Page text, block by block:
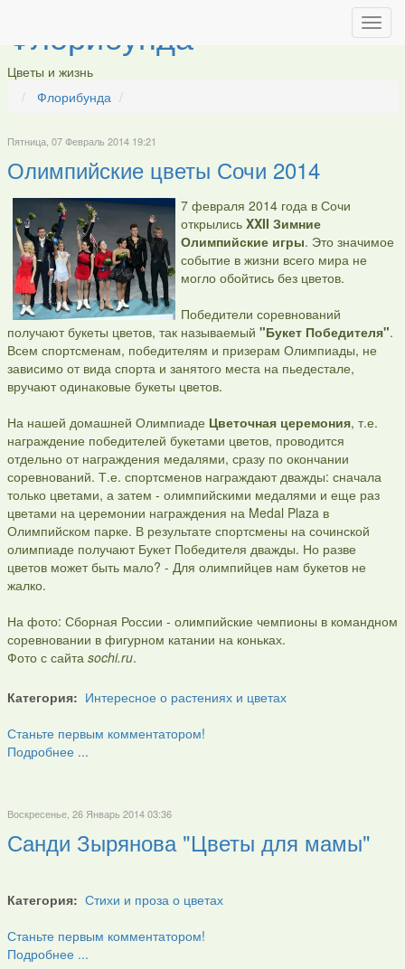
Флорибунда
Цветы и жизнь
Флорибунда
Пятница, 07 Февраль 2014 19:21
Олимпийские цветы Сочи 2014
7 февраля 2014 года в Сочи
открылись XXII Зимние
Олимпийские игры. Это значимое
событие в жизни всего мира не
могло обойтись без цветов.
Победители соревнований
получают букеты цветов, так называемый "Букет Победителя".
Всем спортсменам, победителям и призерам Олимпиады, не
зависимо от вида спорта и занятого места на пьедестале,
вручают одинаковые букеты цветов.
На нашей домашней Олимпиаде Цветочная церемония, т.е.
награждение победителей букетами цветов, проводится
отдельно от награждения медалями, сразу по окончании
соревнований. Т.е. спортсменов награждают дважды: сначала
только цветами, а затем - олимпийскими медалями и еще раз
цветами на церемонии награждения на Medal Plaza в
Олимпийском парке. В результате спортсмены на сочинской
олимпиаде получают Букет Победителя дважды. Но разве
цветов может быть мало? - Для олимпийцев нам букетов не
жалко.
На фото: Сборная России - олимпийские чемпионы в командном
соревновании в фигурном катании на коньках.
Фото с сайта sochi.ru.
Категория: Интересное о растениях и цветах
Станьте первым комментатором!
Подробнее ...
Воскресенье, 26 Январь 2014 03:36
Санди Зырянова "Цветы для мамы"
Категория: Стихи и проза о цветах
Станьте первым комментатором!
Подробнее ...